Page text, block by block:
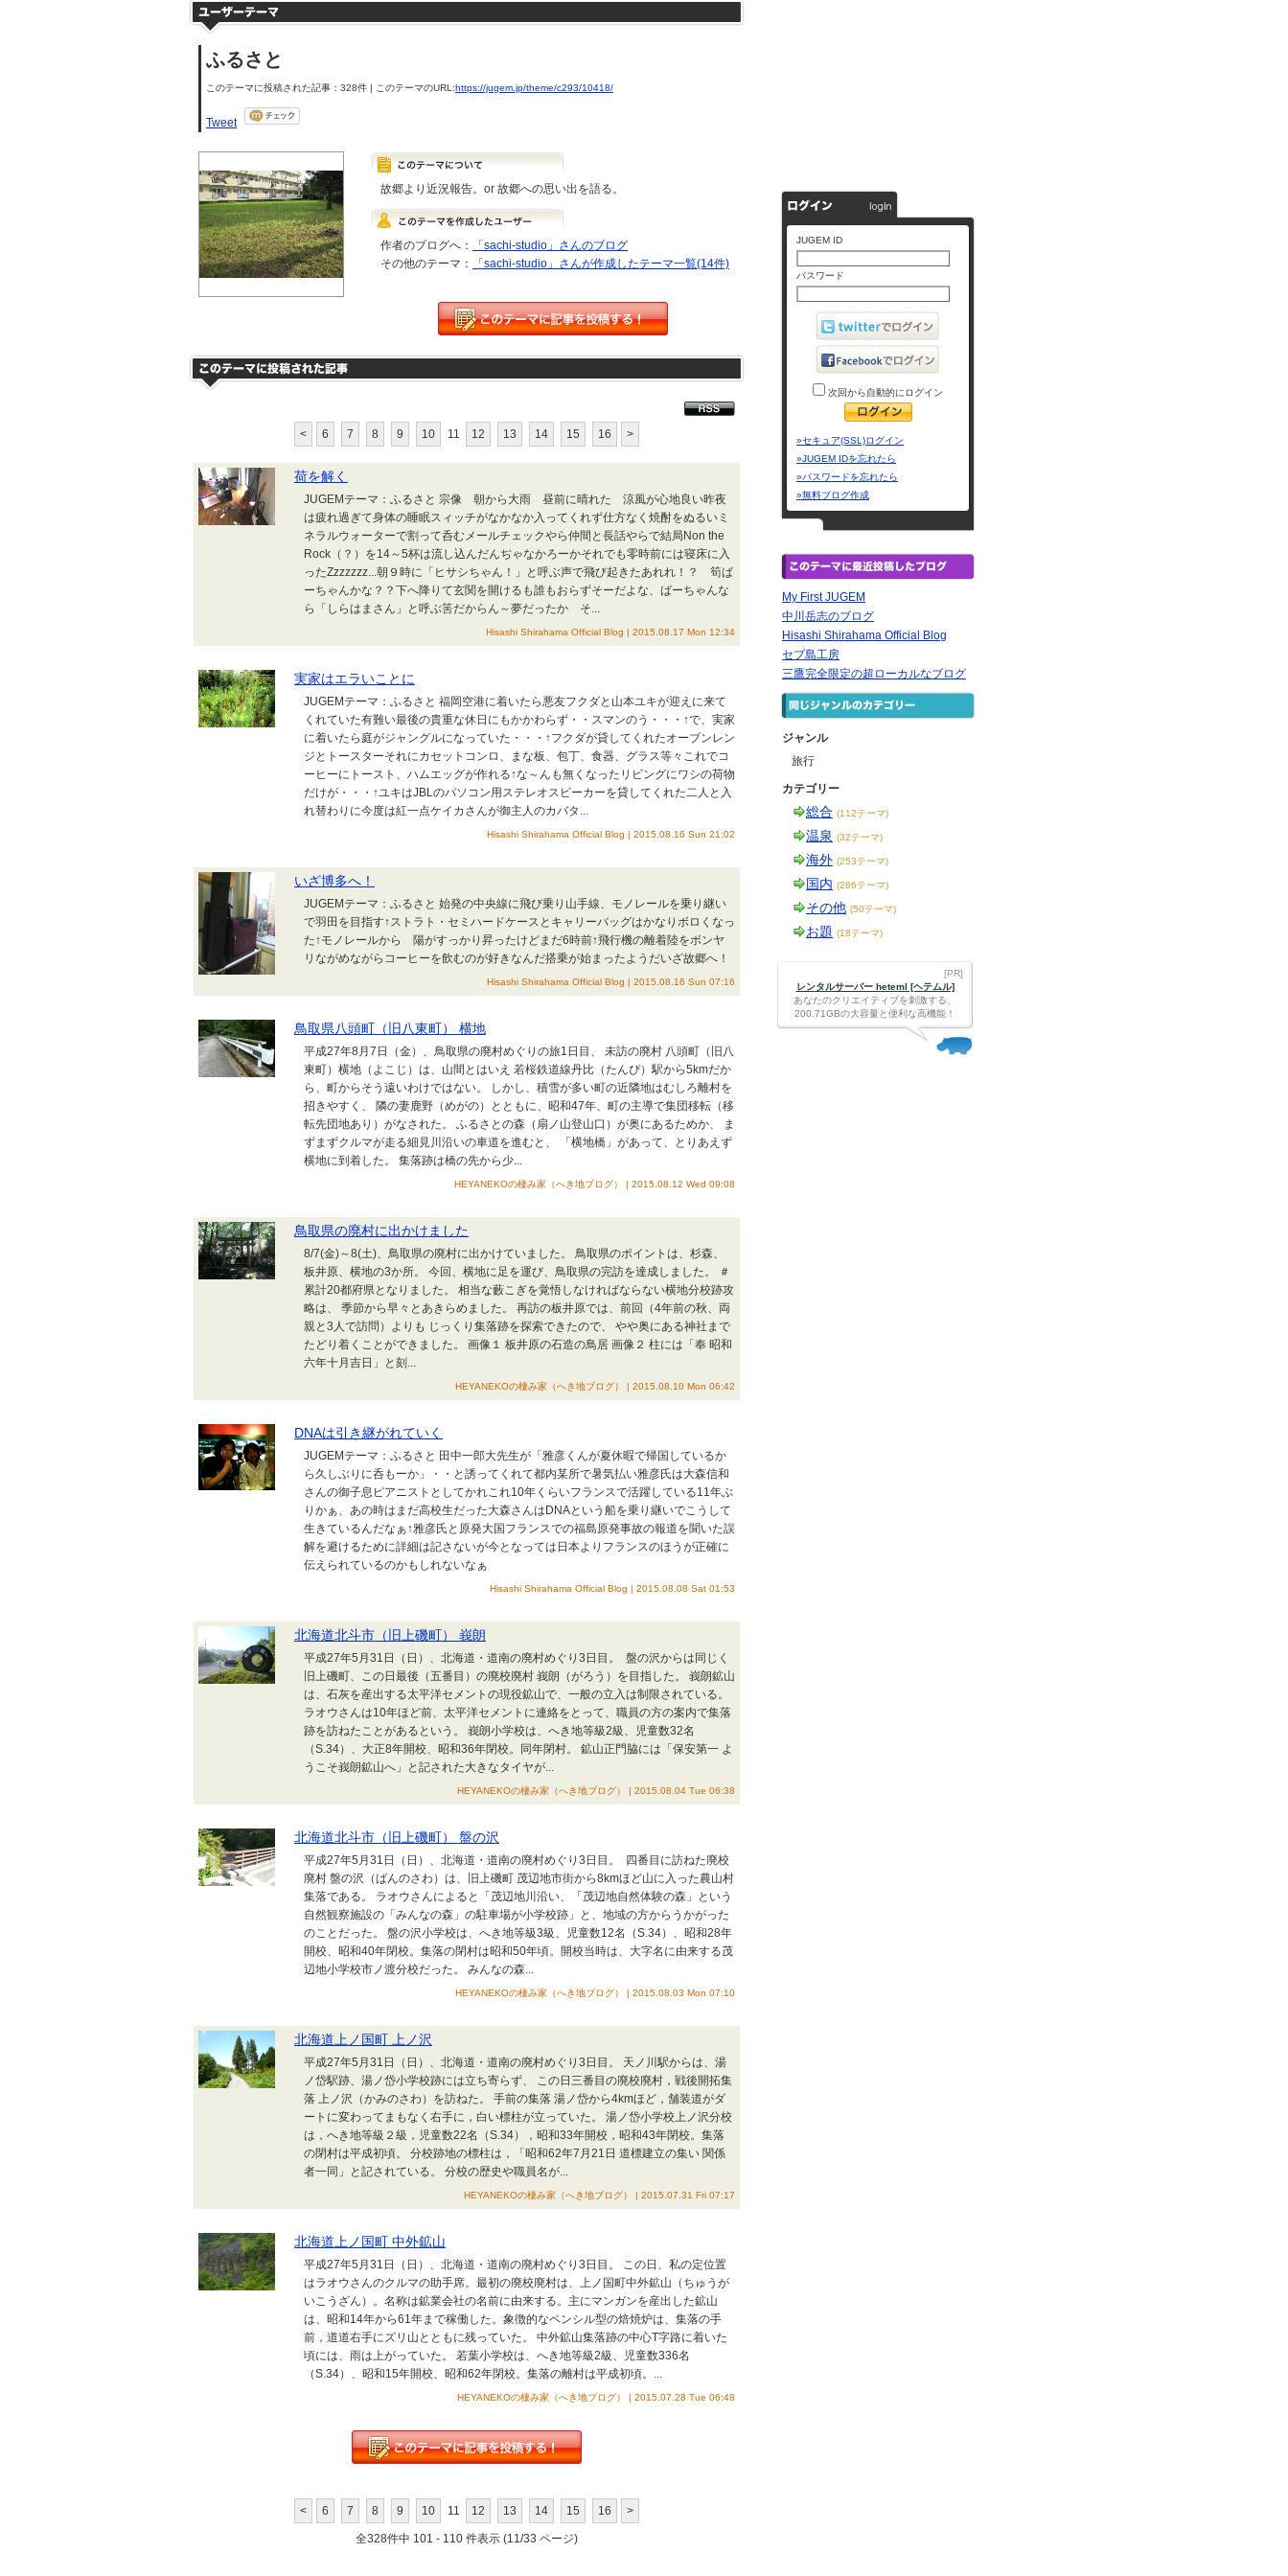
ふるさと
このテーマに投稿された記事：328件 | このテーマのURL:https://jugem.jp/theme/c293/10418/
Tweet
故郷より近況報告。or 故郷への思い出を語る。
作者のブログへ：
「sachi-studio」さんのブログ
その他のテーマ：
「sachi-studio」さんが作成したテーマ一覧(14件)
< 6 7 8 9 10 11 12 13 14 15 16 >
荷を解く
JUGEMテーマ：ふるさと 宗像 朝から大雨 昼前に晴れた 涼風が心地良い昨夜
は疲れ過ぎて身体の睡眠スィッチがなかなか入ってくれず仕方なく焼酎をぬるいミ
ネラルウォーターで割って呑むメールチェックやら仲間と長話やらで結局Non the
Rock（？）を14～5杯は流し込んだんぢゃなかろーかそれでも零時前には寝床に入
ったZzzzzzz...朝９時に「ヒサシちゃん！」と呼ぶ声で飛び起きたあれれ！？ 筍ば
ーちゃんかな？？下へ降りて玄関を開けるも誰もおらずそーだよな、ばーちゃんな
ら「しらはまさん」と呼ぶ筈だからん～夢だったか そ...
Hisashi Shirahama Official Blog | 2015.08.17 Mon 12:34
実家はエラいことに
JUGEMテーマ：ふるさと 福岡空港に着いたら悪友フクダと山本ユキが迎えに来て
くれていた有難い最後の貴重な休日にもかかわらず・・スマンのう・・・↑で、実家
に着いたら庭がジャングルになっていた・・・↑フクダが貸してくれたオーブンレン
ジとトースターそれにカセットコンロ、まな板、包丁、食器、グラス等々これでコ
ーヒーにトースト、ハムエッグが作れる↑な～んも無くなったリビングにワシの荷物
だけが・・・↑ユキはJBLのパソコン用ステレオスピーカーを貸してくれた二人と入
れ替わりに今度は紅一点ケイカさんが御主人のカバタ...
Hisashi Shirahama Official Blog | 2015.08.16 Sun 21:02
いざ博多へ！
JUGEMテーマ：ふるさと 始発の中央線に飛び乗り山手線、モノレールを乗り継い
で羽田を目指す↑ストラト・セミハードケースとキャリーバッグはかなりボロくなっ
た↑モノレールから 陽がすっかり昇ったけどまだ6時前↑飛行機の離着陸をボンヤ
リながめながらコーヒーを飲むのが好きなんだ搭乗が始まったようだいざ故郷へ！
Hisashi Shirahama Official Blog | 2015.08.16 Sun 07:16
鳥取県八頭町（旧八東町） 横地
平成27年8月7日（金）、鳥取県の廃村めぐりの旅1日目、 未訪の廃村 八頭町（旧八
東町）横地（よこじ）は、山間とはいえ 若桜鉄道線丹比（たんぴ）駅から5kmだか
ら、町からそう遠いわけではない。 しかし、積雪が多い町の近隣地はむしろ離村を
招きやすく、 隣の妻鹿野（めがの）とともに、昭和47年、町の主導で集団移転（移
転先団地あり）がなされた。 ふるさとの森（扇ノ山登山口）が奥にあるためか、 ま
ずまずクルマが走る細見川沿いの車道を進むと、 「横地橋」があって、とりあえず
横地に到着した。 集落跡は橋の先から少...
HEYANEKOの棲み家（へき地ブログ） | 2015.08.12 Wed 09:08
鳥取県の廃村に出かけました
8/7(金)～8(土)、鳥取県の廃村に出かけていました。 鳥取県のポイントは、杉森、
板井原、横地の3か所。 今回、横地に足を運び、鳥取県の完訪を達成しました。 ＃
累計20都府県となりました。 相当な藪こぎを覚悟しなければならない横地分校跡攻
略は、 季節から早々とあきらめました。 再訪の板井原では、前回（4年前の秋、両
親と3人で訪問）よりも じっくり集落跡を探索できたので、 やや奥にある神社まで
たどり着くことができました。 画像１ 板井原の石造の鳥居 画像２ 柱には「奉 昭和
六年十月吉日」と刻...
HEYANEKOの棲み家（へき地ブログ） | 2015.08.10 Mon 06:42
DNAは引き継がれていく
JUGEMテーマ：ふるさと 田中一郎大先生が「雅彦くんが夏休暇で帰国しているか
ら久しぶりに呑もーか」・・と誘ってくれて都内某所で暑気払い雅彦氏は大森信和
さんの御子息ピアニストとしてかれこれ10年くらいフランスで活躍している11年ぶ
りかぁ、あの時はまだ高校生だった大森さんはDNAという船を乗り継いでこうして
生きているんだなぁ↑雅彦氏と原発大国フランスでの福島原発事故の報道を聞いた誤
解を避けるために詳細は記さないが今となっては日本よりフランスのほうが正確に
伝えられているのかもしれないなぁ
Hisashi Shirahama Official Blog | 2015.08.08 Sat 01:53
北海道北斗市（旧上磯町） 峩朗
平成27年5月31日（日）、北海道・道南の廃村めぐり3日目。 盤の沢からは同じく
旧上磯町、この日最後（五番目）の廃校廃村 峩朗（がろう）を目指した。 峩朗鉱山
は、石灰を産出する太平洋セメントの現役鉱山で、一般の立入は制限されている。
ラオウさんは10年ほど前、太平洋セメントに連絡をとって、職員の方の案内で集落
跡を訪ねたことがあるという。 峩朗小学校は、へき地等級2級、児童数32名
（S.34）、大正8年開校、昭和36年閉校。同年閉村。 鉱山正門脇には「保安第一 よ
うこそ峩朗鉱山へ」と記された大きなタイヤが...
HEYANEKOの棲み家（へき地ブログ） | 2015.08.04 Tue 06:38
北海道北斗市（旧上磯町） 盤の沢
平成27年5月31日（日）、北海道・道南の廃村めぐり3日目。 四番目に訪ねた廃校
廃村 盤の沢（ばんのさわ）は、旧上磯町 茂辺地市街から8kmほど山に入った農山村
集落である。 ラオウさんによると「茂辺地川沿い、「茂辺地自然体験の森」という
自然観察施設の「みんなの森」の駐車場が小学校跡」と、地域の方からうかがった
のことだった。 盤の沢小学校は、へき地等級3級、児童数12名（S.34）、昭和28年
開校、昭和40年閉校。集落の閉村は昭和50年頃。開校当時は、大字名に由来する茂
辺地小学校市ノ渡分校だった。 みんなの森...
HEYANEKOの棲み家（へき地ブログ） | 2015.08.03 Mon 07:10
北海道上ノ国町 上ノ沢
平成27年5月31日（日）、北海道・道南の廃村めぐり3日目。 天ノ川駅からは、湯
ノ岱駅跡、湯ノ岱小学校跡には立ち寄らず、 この日三番目の廃校廃村，戦後開拓集
落 上ノ沢（かみのさわ）を訪ねた。 手前の集落 湯ノ岱から4kmほど，舗装道がダ
ートに変わってまもなく右手に，白い標柱が立っていた。 湯ノ岱小学校上ノ沢分校
は，へき地等級２級，児童数22名（S.34），昭和33年開校，昭和43年閉校。集落
の閉村は平成初頃。 分校跡地の標柱は，「昭和62年7月21日 道標建立の集い 関係
者一同」と記されている。 分校の歴史や職員名が...
HEYANEKOの棲み家（へき地ブログ） | 2015.07.31 Fri 07:17
北海道上ノ国町 中外鉱山
平成27年5月31日（日）、北海道・道南の廃村めぐり3日目。 この日、私の定位置
はラオウさんのクルマの助手席。最初の廃校廃村は、上ノ国町中外鉱山（ちゅうが
いこうざん）。名称は鉱業会社の名前に由来する。主にマンガンを産出した鉱山
は、昭和14年から61年まで稼働した。象徴的なペンシル型の焙焼炉は、集落の手
前，道道右手にズリ山とともに残っていた。 中外鉱山集落跡の中心T字路に着いた
頃には、雨は上がっていた。 若葉小学校は、へき地等級2級、児童数336名
（S.34）、昭和15年開校、昭和62年閉校。集落の離村は平成初頃。...
HEYANEKOの棲み家（へき地ブログ） | 2015.07.28 Tue 06:48
< 6 7 8 9 10 11 12 13 14 15 16 >
全328件中 101 - 110 件表示 (11/33 ページ)
JUGEM ID
パスワード
次回から自動的にログイン
»セキュア(SSL)ログイン
»JUGEM IDを忘れたら
»パスワードを忘れたら
»無料ブログ作成
My First JUGEM
中川岳志のブログ
Hisashi Shirahama Official Blog
セブ島工房
三鷹完全限定の超ローカルなブログ
ジャンル
旅行
カテゴリー
総合 (112テーマ)
温泉 (32テーマ)
海外 (253テーマ)
国内 (286テーマ)
その他 (50テーマ)
お題 (18テーマ)
[PR]
レンタルサーバー heteml [ヘテムル]
あなたのクリエイティブを刺激する、
200.71GBの大容量と便利な高機能！